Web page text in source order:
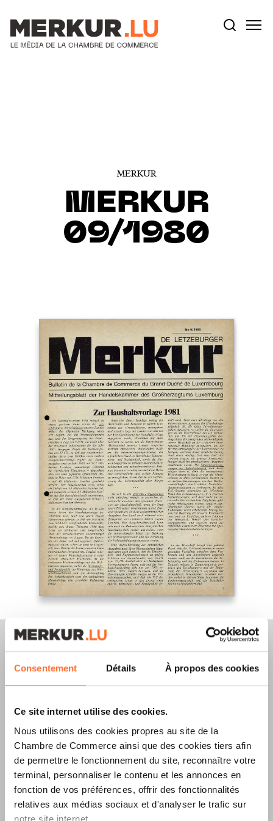
Consentement Détails À propos des cookies
Ce site internet utilise des cookies.
Nous utilisons des cookies propres au site de la
Chambre de Commerce ainsi que des cookies tiers afin
de permettre le fonctionnement du site, reconnaître votre
terminal, personnaliser le contenu et les annonces en
fonction de vos préférences, offrir des fonctionnalités
relatives aux médias sociaux et d'analyser le trafic sur
notre site internet.
MERKUR
MERKUR
09/1980
Merkur Magazine
L’ÉDITIONÉTÉ
2026EST
DISPONIBLE !